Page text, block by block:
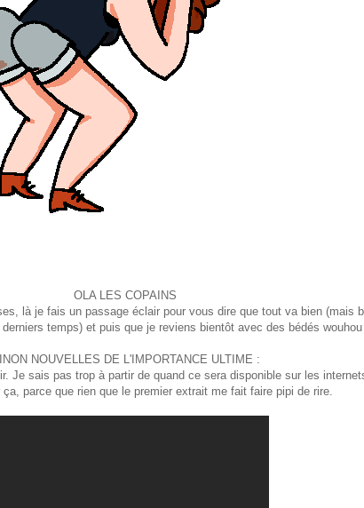
OLA LES COPAINS
là je fais un passage éclair pour vous dire que tout va bien (mais
temps) et puis que je reviens bientôt avec des bédés wouhou
NOUVELLES DE L'IMPORTANCE ULTIME :
Je sais pas trop à partir de quand ce sera disponible sur les
parce que rien que le premier extrait me fait faire pipi de rire.